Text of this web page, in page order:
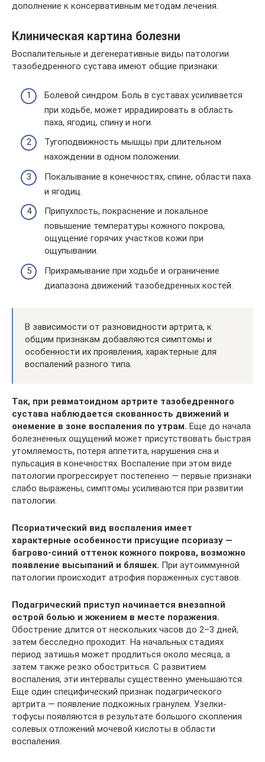
дополнение к консервативным методам лечения.
Клиническая картина болезни
Воспалительные и дегенеративные виды патологии
тазобедренного сустава имеют общие признаки:
Болевой синдром. Боль в суставах усиливается
при ходьбе, может иррадиировать в область
паха, ягодиц, спину и ноги.
Тугоподвижность мышцы при длительном
нахождении в одном положении.
Покалывание в конечностях, спине, области паха
и ягодиц.
Припухлость, покраснение и локальное
повышение температуры кожного покрова,
ощущение горячих участков кожи при
ощупывании.
Прихрамывание при ходьбе и ограничение
диапазона движений тазобедренных костей.
В зависимости от разновидности артрита, к
общим признакам добавляются симптомы и
особенности их проявления, характерные для
воспалений разного типа.
Так, при ревматоидном артрите тазобедренного
сустава наблюдается скованность движений и
онемение в зоне воспаления по утрам. Еще до начала
болезненных ощущений может присутствовать быстрая
утомляемость, потеря аппетита, нарушения сна и
пульсация в конечностях. Воспаление при этом виде
патологии прогрессирует постепенно — первые признаки
слабо выражены, симптомы усиливаются при развитии
патологии.
Псориатический вид воспаления имеет
характерные особенности присущие псориазу —
багрово-синий оттенок кожного покрова, возможно
появление высыпаний и бляшек. При аутоиммунной
патологии происходит атрофия пораженных суставов.
Подагрический приступ начинается внезапной
острой болью и жжением в месте поражения.
Обострение длится от нескольких часов до 2–3 дней,
затем бесследно проходит. На начальных стадиях
период затишья может продлиться около месяца, а
затем также резко обостриться. С развитием
воспаления, эти интервалы существенно уменьшаются.
Еще один специфический признак подагрического
артрита — появление подкожных гранулем. Узелки-
тофусы появляются в результате большого скопления
солевых отложений мочевой кислоты в области
воспаления.